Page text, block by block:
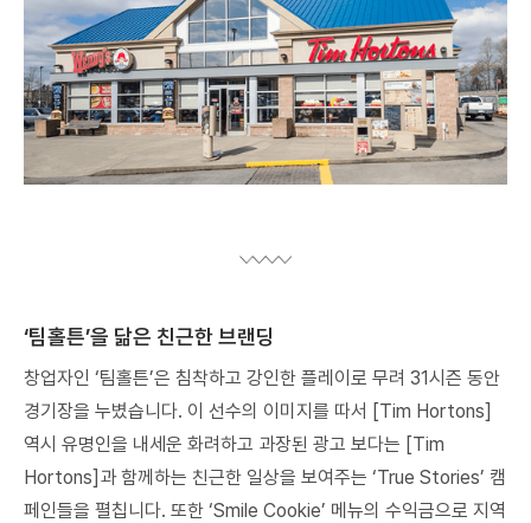
‘팀홀튼’을 닮은 친근한 브랜딩
창업자인 ‘팀홀튼’은 침착하고 강인한 플레이로 무려 31시즌 동안
경기장을 누볐습니다. 이 선수의 이미지를 따서 [Tim Hortons]
역시 유명인을 내세운 화려하고 과장된 광고 보다는 [Tim
Hortons]과 함께하는 친근한 일상을 보여주는 ‘True Stories’ 캠
페인들을 펼칩니다. 또한 ‘Smile Cookie’ 메뉴의 수익금으로 지역